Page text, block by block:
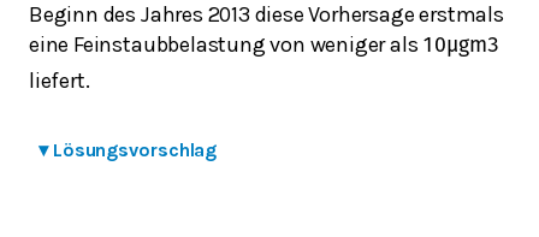
Beginn des Jahres 2013 diese Vorhersage erstmals
eine Feinstaubbelastung von weniger als 10μgm3
liefert.
▾ Lösungsvorschlag